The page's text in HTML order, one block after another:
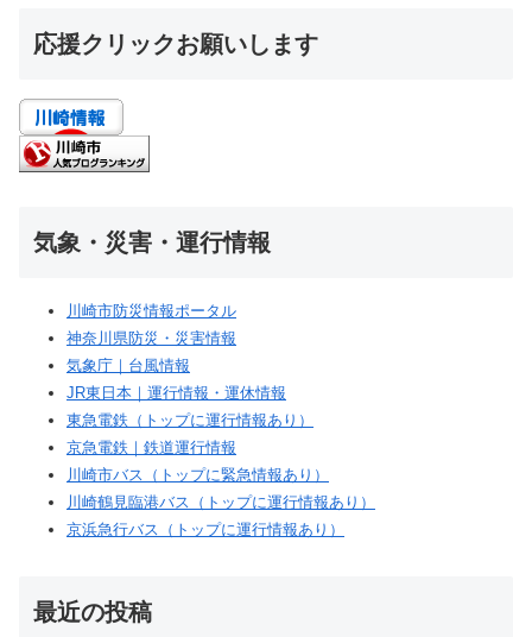
応援クリックお願いします
気象・災害・運行情報
川崎市防災情報ポータル
神奈川県防災・災害情報
気象庁｜台風情報
JR東日本｜運行情報・運休情報
東急電鉄（トップに運行情報あり）
京急電鉄｜鉄道運行情報
川崎市バス（トップに緊急情報あり）
川崎鶴見臨港バス（トップに運行情報あり）
京浜急行バス（トップに運行情報あり）
最近の投稿